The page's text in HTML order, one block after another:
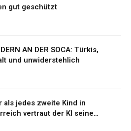
gut geschützt
AN DER SOCA: Türkis,
und unwiderstehlich
als jedes zweite Kind in
vertraut der KI seine